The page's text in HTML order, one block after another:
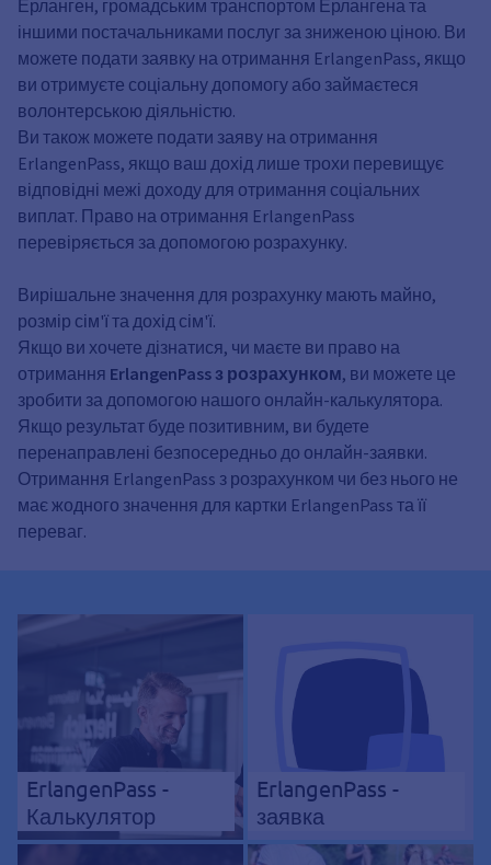
Ерланген, громадським транспортом Ерлангена та
іншими постачальниками послуг за зниженою ціною. Ви
можете подати заявку на отримання ErlangenPass, якщо
ви отримуєте соціальну допомогу або займаєтеся
волонтерською діяльністю.
Ви також можете подати заяву на отримання
ErlangenPass, якщо ваш дохід лише трохи перевищує
відповідні межі доходу для отримання соціальних
виплат. Право на отримання ErlangenPass
перевіряється за допомогою розрахунку.
Вирішальне значення для розрахунку мають майно,
розмір сім'ї та дохід сім'ї.
Якщо ви хочете дізнатися, чи маєте ви право на
отримання ErlangenPass з розрахунком, ви можете це
зробити за допомогою нашого онлайн-калькулятора.
Якщо результат буде позитивним, ви будете
перенаправлені безпосередньо до онлайн-заявки.
Отримання ErlangenPass з розрахунком чи без нього не
має жодного значення для картки ErlangenPass та її
переваг.
ErlangenPass -
Калькулятор
ErlangenPass -
заявка